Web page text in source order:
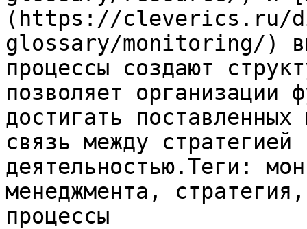
(https://cleverics.ru/
glossary/monitoring/)
процессы создают
позволяет организации
достигать
связь между
деятельностью.Теги:
менеджмента,
процессы